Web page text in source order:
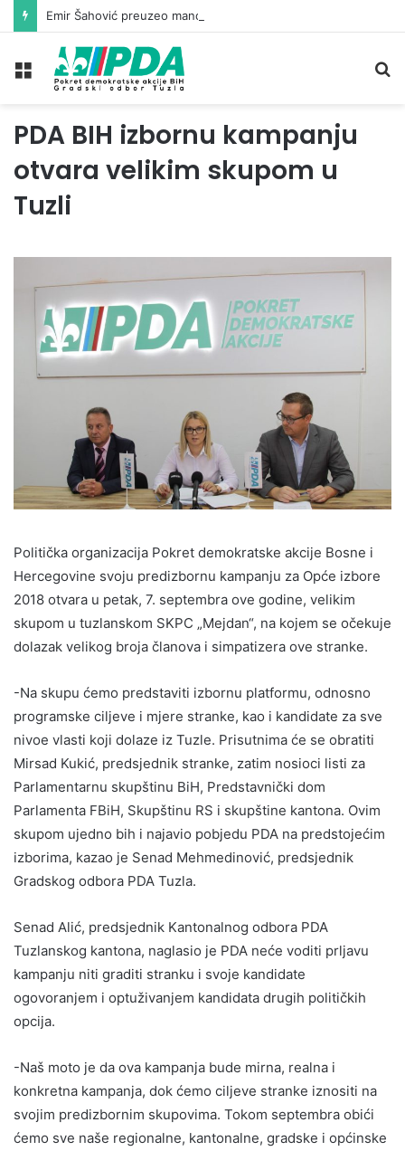
Meni
PDA BIH izbornu kampanju
otvara velikim skupom u
Tuzli
Politička organizacija Pokret demokratske akcije Bosne i
Hercegovine svoju predizbornu kampanju za Opće izbore
2018 otvara u petak, 7. septembra ove godine, velikim
skupom u tuzlanskom SKPC „Mejdan“, na kojem se očekuje
dolazak velikog broja članova i simpatizera ove stranke.
-Na skupu ćemo predstaviti izbornu platformu, odnosno
programske ciljeve i mjere stranke, kao i kandidate za sve
nivoe vlasti koji dolaze iz Tuzle. Prisutnima će se obratiti
Mirsad Kukić, predsjednik stranke, zatim nosioci listi za
Parlamentarnu skupštinu BiH, Predstavnički dom
Parlamenta FBiH, Skupštinu RS i skupštine kantona. Ovim
skupom ujedno bih i najavio pobjedu PDA na predstojećim
izborima, kazao je Senad Mehmedinović, predsjednik
Gradskog odbora PDA Tuzla.
Senad Alić, predsjednik Kantonalnog odbora PDA
Tuzlanskog kantona, naglasio je PDA neće voditi prljavu
kampanju niti graditi stranku i svoje kandidate
ogovoranjem i optuživanjem kandidata drugih političkih
opcija.
-Naš moto je da ova kampanja bude mirna, realna i
konkretna kampanja, dok ćemo ciljeve stranke iznositi na
svojim predizbornim skupovima. Tokom septembra obići
ćemo sve naše regionalne, kantonalne, gradske i općinske